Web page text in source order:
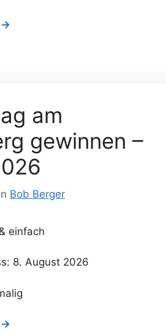
→
am
gewinnen –
Bob Berger
8. August 2026
→